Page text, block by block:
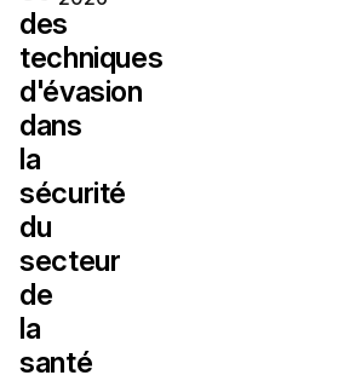
des
techniques
d'évasion
dans
la
sécurité
du
secteur
de
la
santé